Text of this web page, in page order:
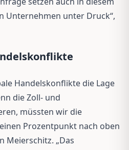
Unternehmen unter Druck“,
Handelskonflikte die Lage
die Zoll- und
müssten wir die
Prozentpunkt nach oben
Meierschitz. „Das